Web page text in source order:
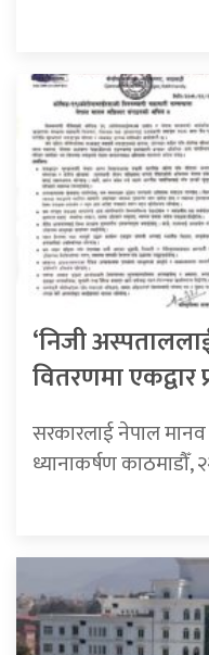
‘निजी
वितरणमा एकद्वार
सरकारलाई नेपाल
ध्यानाकर्षण